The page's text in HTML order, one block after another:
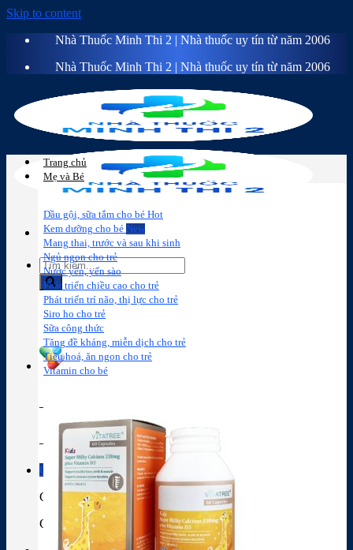
Skip to content
Nhà Thuốc Minh Thi 2 | Nhà thuốc uy tín từ năm 2006
Nhà Thuốc Minh Thi 2 | Nhà thuốc uy tín từ năm 2006
Sữa công
thức
Thành phần thuốc
Giỏ hàng
Giỏ hàng
Chưa có sản phẩm trong giỏ hàng.
Trang chủ
Mẹ và Bé
Dầu gội, sữa tắm cho bé
Kem dưỡng cho bé
Mang thai, trước và sau khi sinh
Ngủ ngon cho trẻ
Nước yến, yến sào
Phát triển chiều cao cho trẻ
Phát triển trí não, thị lực cho trẻ
Siro ho cho trẻ
Sữa công thức
Tăng đề kháng, miễn dịch cho trẻ
Tiêu hoá, ăn ngon cho trẻ
Vitamin cho bé